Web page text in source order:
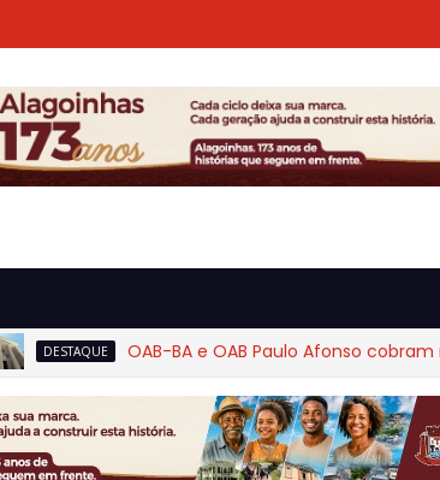
DESTAQUE OAB-BA e OAB Paulo Afonso cobram